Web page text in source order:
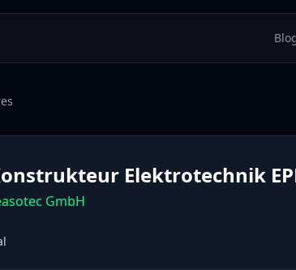
Elektrotechnik
GmbH